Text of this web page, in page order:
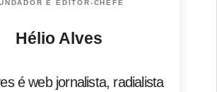
E EDITOR-CHEFE
Hélio Alves
é web jornalista, radialista